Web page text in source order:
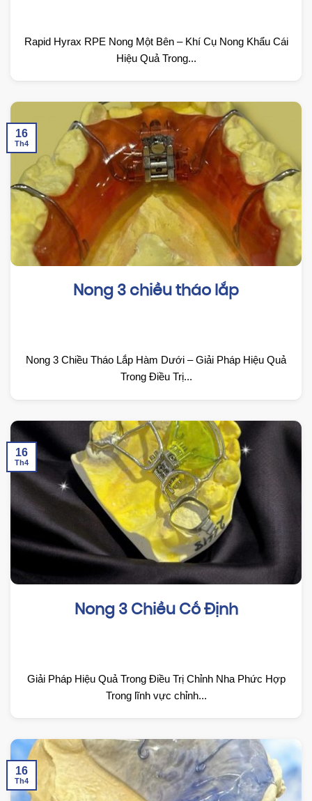
Rapid Hyrax RPE Nong Một Bên – Khí Cụ Nong Khẩu Cái
Hiệu Quả Trong...
Nong 3 chiều tháo lắp
Nong 3 Chiều Tháo Lắp Hàm Dưới – Giải Pháp Hiệu Quả
Trong Điều Trị...
16
Th4
Nong 3 Chiều Cố Định
Giải Pháp Hiệu Quả Trong Điều Trị Chỉnh Nha Phức Hợp
Trong lĩnh vực chỉnh...
16
Th4
16
Th4